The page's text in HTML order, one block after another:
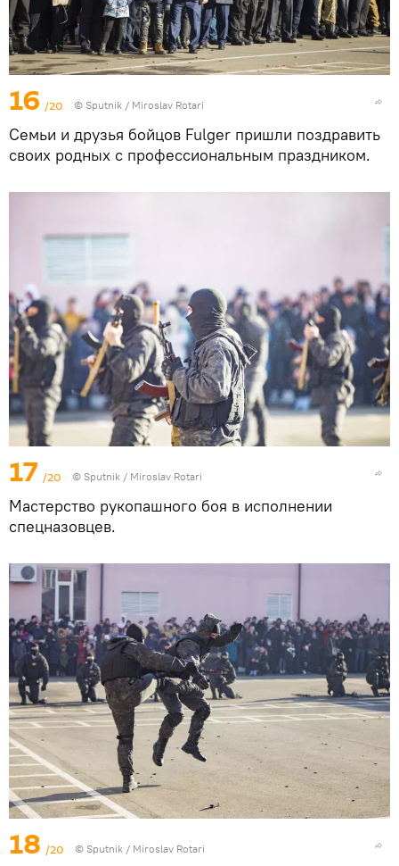
16 /20 © Sputnik / Miroslav Rotari
Семьи и друзья бойцов Fulger пришли поздравить
своих родных с профессиональным праздником.
17 /20 © Sputnik / Miroslav Rotari
Мастерство рукопашного боя в исполнении
спецназовцев.
18 /20 © Sputnik / Miroslav Rotari